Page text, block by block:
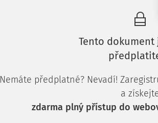
Tento
Nemáte předplatné? Nevadí!
a
zdarma plný přístup do